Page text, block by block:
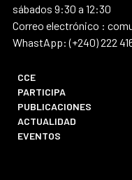
sábados 9:30 a 12:30
Correo electrónico :
WhastApp: (+240) 222
CCE
PARTICIPA
PUBLICACIONES
ACTUALIDAD
EVENTOS